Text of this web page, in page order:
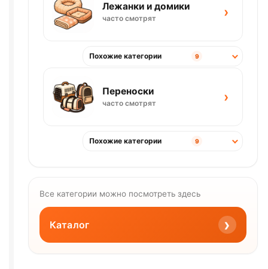
Лежанки и домики
часто смотрят ›
Похожие категории 9
Переноски
часто смотрят ›
Похожие категории 9
Все категории можно посмотреть здесь
Каталог ›